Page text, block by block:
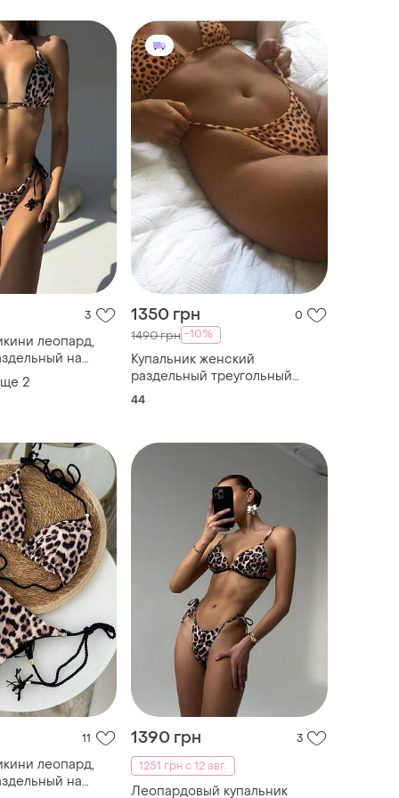
3
леопард,
на
леопард
2
1350 грн 0
1490 грн -10%
Купальник женский
раздельный треугольный
бикини с леопардовым
44
11
леопард,
на
1390 грн
3
1251 грн с 12 авг.
Леопардовый купальник